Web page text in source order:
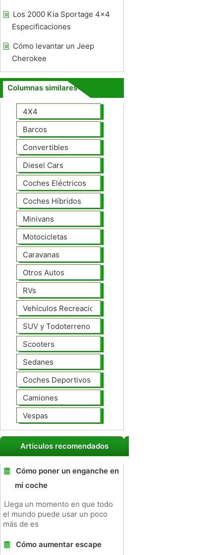
Los 2000 Kia Sportage 4x4
Especificaciones
Cómo levantar un Jeep
Cherokee
Columnas similares
4X4
Barcos
Convertibles
Diesel Cars
Coches Eléctricos
Coches Híbridos
Minivans
Motocicletas
Caravanas
Otros Autos
RVs
Vehículos Recreacionales
SUV y Todoterreno
Scooters
Sedanes
Coches Deportivos
Camiones
Vespas
Artículos recomendados
Cómo poner un enganche en
mi coche
Llega un momento en que todo
el mundo puede usar un poco
más de es
Cómo aumentar escape